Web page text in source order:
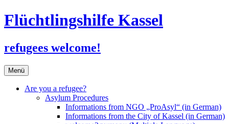
Flüchtlingshilfe Kassel
refugees welcome!
Menü Zum
Inhalt
springen
Are you a refugee?
Asylum Procedures
Informations from NGO „ProAsyl“ (in German)
Informations from the City of Kassel (in German)